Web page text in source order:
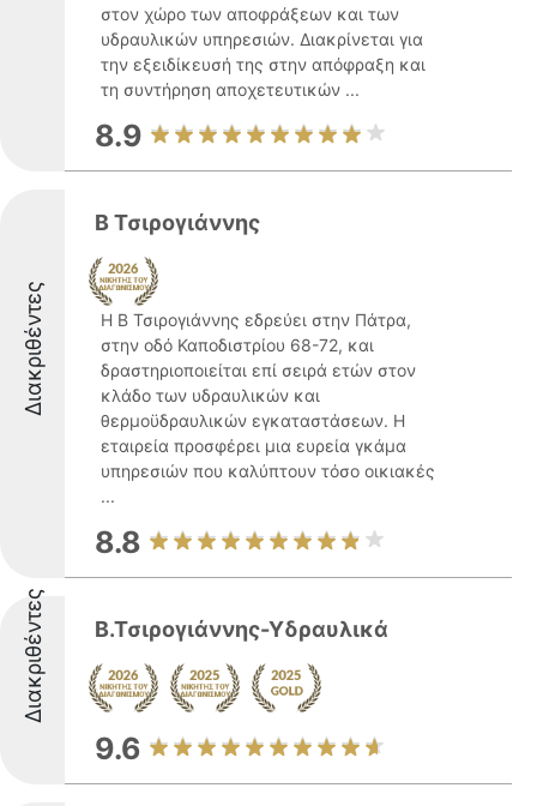
στον χώρο των αποφράξεων και των
υδραυλικών υπηρεσιών. Διακρίνεται για
την εξειδίκευσή της στην απόφραξη και
τη συντήρηση αποχετευτικών ...
8.9
Διακριθέντες
Β Τσιρογιάννης
Η Β Τσιρογιάννης εδρεύει στην Πάτρα,
στην οδό Καποδιστρίου 68-72, και
δραστηριοποιείται επί σειρά ετών στον
κλάδο των υδραυλικών και
θερμοϋδραυλικών εγκαταστάσεων. Η
εταιρεία προσφέρει μια ευρεία γκάμα
υπηρεσιών που καλύπτουν τόσο οικιακές
...
8.8
Διακριθέντες Β.Τσιρογιάννης-Υδραυλικά
9.6